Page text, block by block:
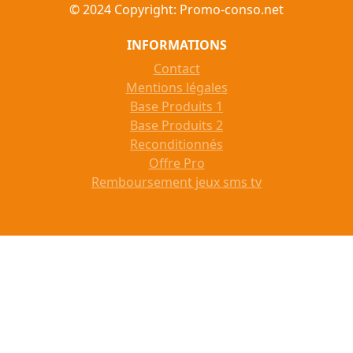
© 2024 Copyright: Promo-conso.net
INFORMATIONS
Contact
Mentions légales
Base Produits 1
Base Produits 2
Reconditionnés
Offre Pro
Remboursement jeux sms tv